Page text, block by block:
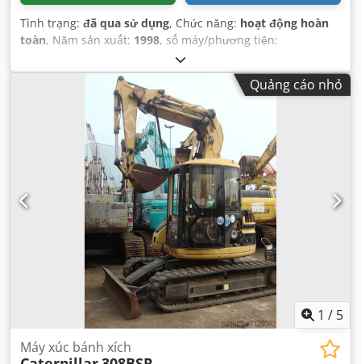
Tình trạng: đã qua sử dụng, Chức năng: hoạt động hoàn
toàn, Năm sản xuất: 1998, số máy/phương tiện:
Quảng cáo nhỏ
1 / 5
Máy xúc bánh xích